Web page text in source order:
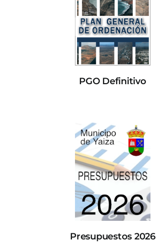
PGO Definitivo
Presupuestos 2026